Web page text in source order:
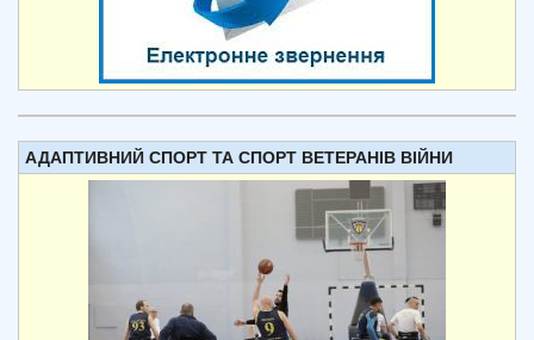
АДАПТИВНИЙ СПОРТ ТА СПОРТ ВЕТЕРАНІВ ВІЙНИ